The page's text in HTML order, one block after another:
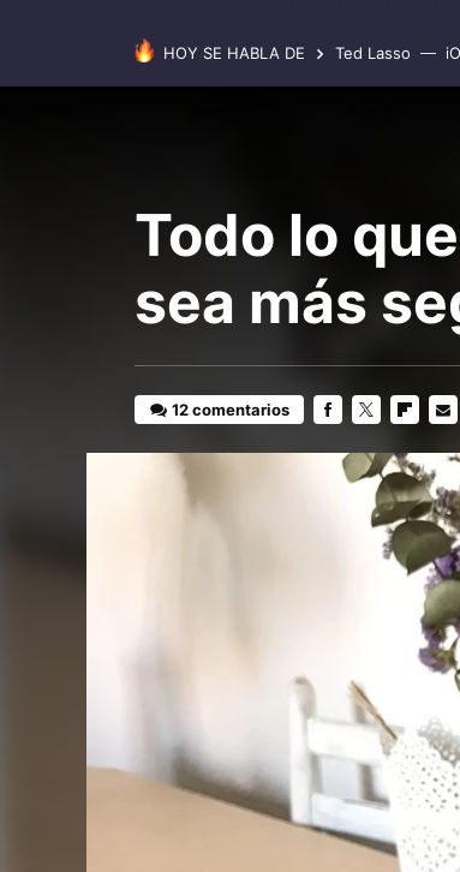
HOY SE HABLA DE Ted Lasso
Todo lo
sea más
12 comentarios